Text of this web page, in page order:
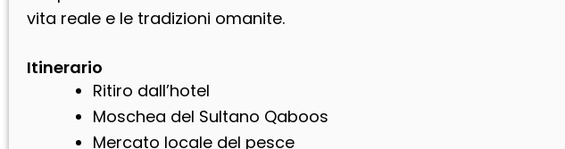
vita reale e le tradizioni omanite.
Itinerario
Ritiro dall’hotel
Moschea del Sultano Qaboos
Mercato locale del pesce